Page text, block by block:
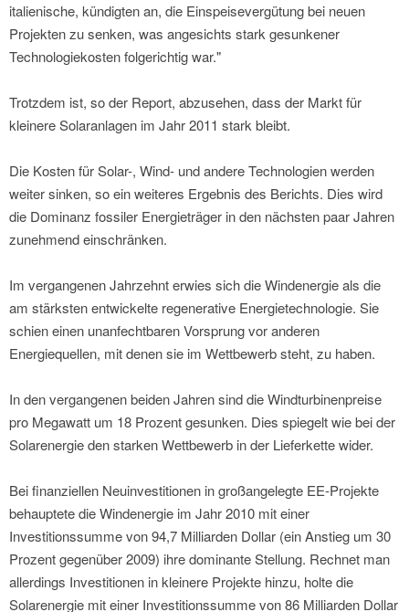
italienische, kündigten an, die Einspeisevergütung bei neuen
Projekten zu senken, was angesichts stark gesunkener
Technologiekosten folgerichtig war."
Trotzdem ist, so der Report, abzusehen, dass der Markt für
kleinere Solaranlagen im Jahr 2011 stark bleibt.
Die Kosten für Solar-, Wind- und andere Technologien werden
weiter sinken, so ein weiteres Ergebnis des Berichts. Dies wird
die Dominanz fossiler Energieträger in den nächsten paar Jahren
zunehmend einschränken.
Im vergangenen Jahrzehnt erwies sich die Windenergie als die
am stärksten entwickelte regenerative Energietechnologie. Sie
schien einen unanfechtbaren Vorsprung vor anderen
Energiequellen, mit denen sie im Wettbewerb steht, zu haben.
In den vergangenen beiden Jahren sind die Windturbinenpreise
pro Megawatt um 18 Prozent gesunken. Dies spiegelt wie bei der
Solarenergie den starken Wettbewerb in der Lieferkette wider.
Bei finanziellen Neuinvestitionen in großangelegte EE-Projekte
behauptete die Windenergie im Jahr 2010 mit einer
Investitionssumme von 94,7 Milliarden Dollar (ein Anstieg um 30
Prozent gegenüber 2009) ihre dominante Stellung. Rechnet man
allerdings Investitionen in kleinere Projekte hinzu, holte die
Solarenergie mit einer Investitionssumme von 86 Milliarden Dollar